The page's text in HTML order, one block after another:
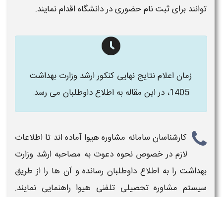
توانند برای ثبت نام حضوری دردانشگاهاقدام نمایند.
زمان اعلام نتایج نهایی کنکور ارشد وزارت بهداشت
1405، در این مقاله به اطلاع داوطلبان می رسد.
کارشناسان سامانه مشاوره هیوا آماده اند تا اطلاعات
لازم در خصوص نحوه دعوت به مصاحبه ارشد وزارت
بهداشت را به اطلاع داوطلبان رسانده و آن ها را از طریق
سیستم مشاوره تحصیلی تلفنی هیوا راهنمایی نمایند.